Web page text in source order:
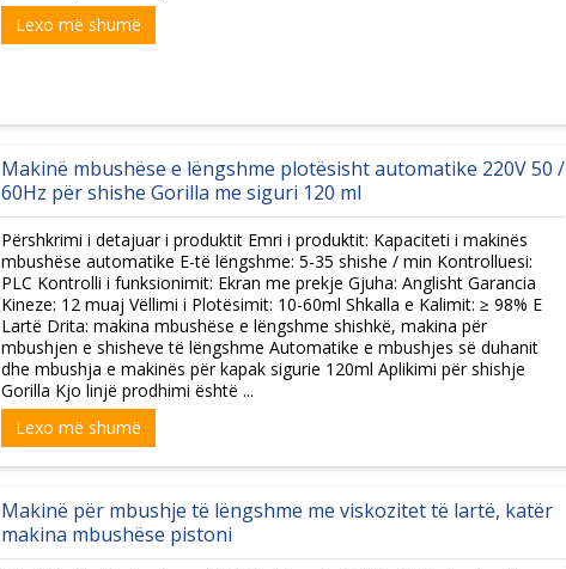
Lexo më shumë
Makinë mbushëse e lëngshme plotësisht automatike 220V 50 /
60Hz për shishe Gorilla me siguri 120 ml
Përshkrimi i detajuar i produktit Emri i produktit: Kapaciteti i makinës
mbushëse automatike E-të lëngshme: 5-35 shishe / min Kontrolluesi:
PLC Kontrolli i funksionimit: Ekran me prekje Gjuha: Anglisht Garancia
Kineze: 12 muaj Vëllimi i Plotësimit: 10-60ml Shkalla e Kalimit: ≥ 98% E
Lartë Drita: makina mbushëse e lëngshme shishkë, makina për
mbushjen e shisheve të lëngshme Automatike e mbushjes së duhanit
dhe mbushja e makinës për kapak sigurie 120ml Aplikimi për shishje
Gorilla Kjo linjë prodhimi është ...
Lexo më shumë
Makinë për mbushje të lëngshme me viskozitet të lartë, katër
makina mbushëse pistoni